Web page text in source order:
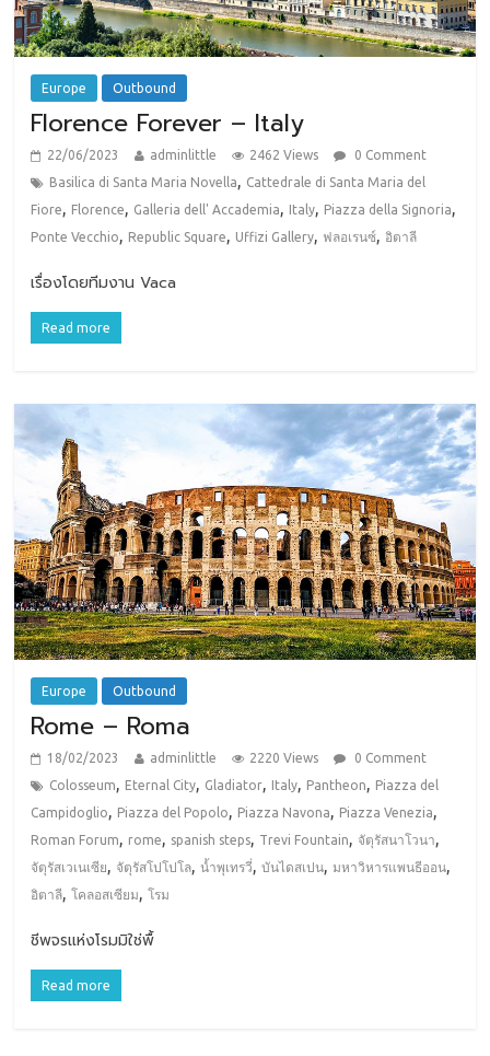
Europe Outbound
Florence Forever – Italy
22/06/2023 adminlittle 2462 Views
0 Comment
Basilica di Santa Maria Novella, Cattedrale di Santa Maria del
Fiore, Florence, Galleria dell' Accademia, Italy, Piazza della Signoria,
Ponte Vecchio, Republic Square, Uffizi Gallery, ฟลอเรนซ์,อิตาลี
เรื่องโดยทีมงาน Vaca
Read more
Europe Outbound
Rome – Roma
18/02/2023 adminlittle 2220 Views
0 Comment
Colosseum, Eternal City, Gladiator, Italy, Pantheon, Piazza del
Campidoglio, Piazza del Popolo, Piazza Navona, Piazza Venezia,
Roman Forum, rome, spanish steps, Trevi Fountain, จัตุรัสนาโวนา,
จัตุรัสเวเนเซีย, จัตุรัสโปโปโล,น้ำพุเทรวี่,บันไดสเปน,มหาวิหารแพนธีออน,
อิตาลี,โคลอสเซียม,โรม
ชีพจรแห่งโรมมิใช่พื้
Read more